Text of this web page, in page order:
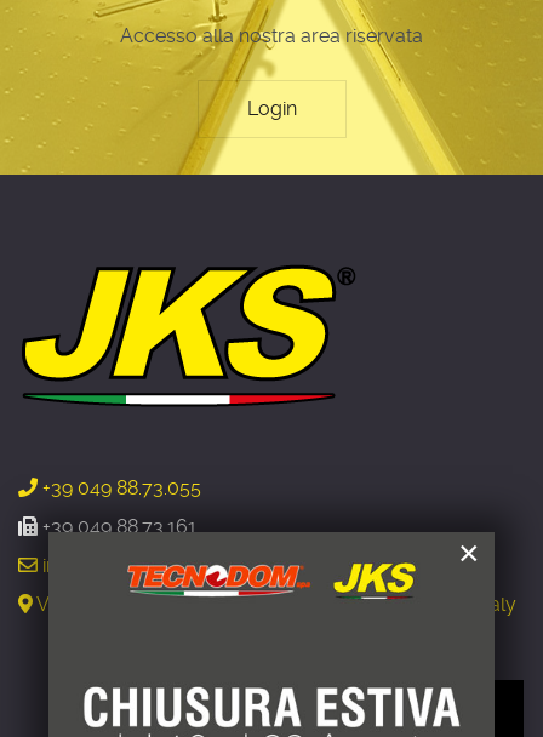
Accesso alla nostra area riservata
Login
+39 049 88.73.055
+39 049 88.73.161
info@jks-refrigeration.com
Via G.B. Tiepolo, 2 - 35010 Cadoneghe (Padova) - Italy
CONDIZIONI DI FORNITURA
×